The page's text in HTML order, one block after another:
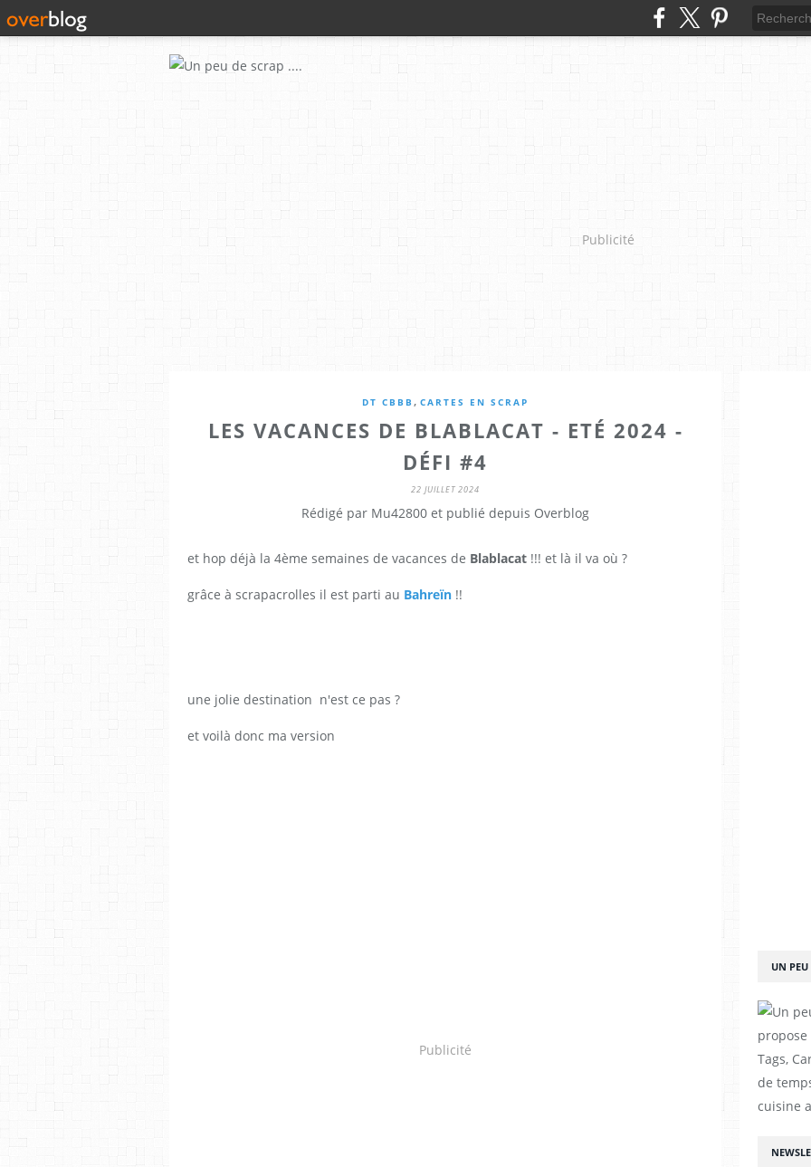
Publicité
DT CBBB , CARTES EN SCRAP
LES VACANCES DE BLABLACAT - ETÉ 2024 -
DÉFI #4
22 JUILLET 2024
Rédigé par Mu42800 et publié depuis Overblog
et hop déjà la 4ème semaines de vacances de Blablacat !!! et là il va où ?
grâce à scrapacrolles il est parti au Bahreïn !!
une jolie destination n'est ce pas ?
et voilà donc ma version
Publicité
UN PEU
propose
Tags,
de
cuisine